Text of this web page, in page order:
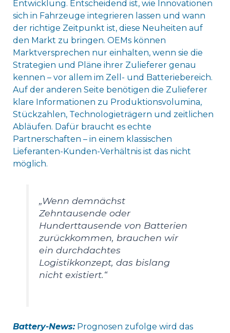
Entwicklung. Entscheidend ist, wie Innovationen
sich in Fahrzeuge integrieren lassen und wann
der richtige Zeitpunkt ist, diese Neuheiten auf
den Markt zu bringen. OEMs können
Marktversprechen nur einhalten, wenn sie die
Strategien und Pläne ihrer Zulieferer genau
kennen – vor allem im Zell- und Batteriebereich.
Auf der anderen Seite benötigen die Zulieferer
klare Informationen zu Produktionsvolumina,
Stückzahlen, Technologieträgern und zeitlichen
Abläufen. Dafür braucht es echte
Partnerschaften – in einem klassischen
Lieferanten-Kunden-Verhältnis ist das nicht
möglich.
„Wenn demnächst
Zehntausende oder
Hunderttausende von Batterien
zurückkommen, brauchen wir
ein durchdachtes
Logistikkonzept, das bislang
nicht existiert.“
Battery-News:Prognosen zufolge wird das